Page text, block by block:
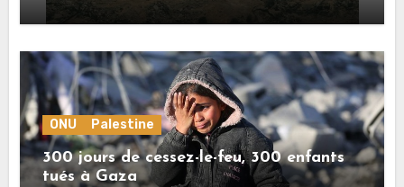
ONU Palestine
300 jours de cessez-le-feu, 300 enfants
tués à Gaza